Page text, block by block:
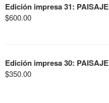
Edición impresa 31:
$600.00
Edición impresa 30:
$350.00